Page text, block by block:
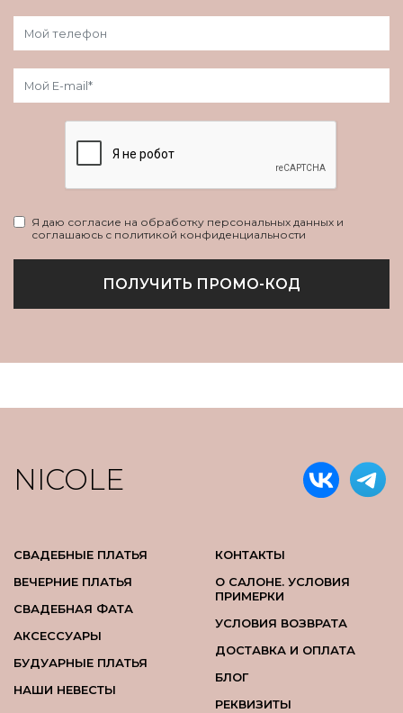
Я даю согласие на обработку персональных данных и
соглашаюсь с политикой конфиденциальности
ПОЛУЧИТЬ ПРОМО-КОД
NICOLE
СВАДЕБНЫЕ ПЛАТЬЯ
ВЕЧЕРНИЕ ПЛАТЬЯ
СВАДЕБНАЯ ФАТА
АКСЕССУАРЫ
БУДУАРНЫЕ ПЛАТЬЯ
НАШИ НЕВЕСТЫ
КОНТАКТЫ
О САЛОНЕ. УСЛОВИЯ
ПРИМЕРКИ
УСЛОВИЯ ВОЗВРАТА
ДОСТАВКА И ОПЛАТА
БЛОГ
РЕКВИЗИТЫ